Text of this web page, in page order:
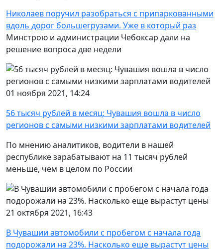
Николаев поручил разобраться с припаркованными
вдоль дорог большегрузами. Уже в который раз
Минстрою и администрации Чебоксар дали на
решение вопроса две недели
01 ноября 2021, 14:24
56 тысяч рублей в месяц: Чувашия вошла в число
регионов с самыми низкими зарплатами водителей
По мнению аналитиков, водители в нашей
республике зарабатывают на 11 тысяч рублей
меньше, чем в целом по России
21 октября 2021, 16:43
В Чувашии автомобили с пробегом с начала года
подорожали на 23%. Насколько еще вырастут цены